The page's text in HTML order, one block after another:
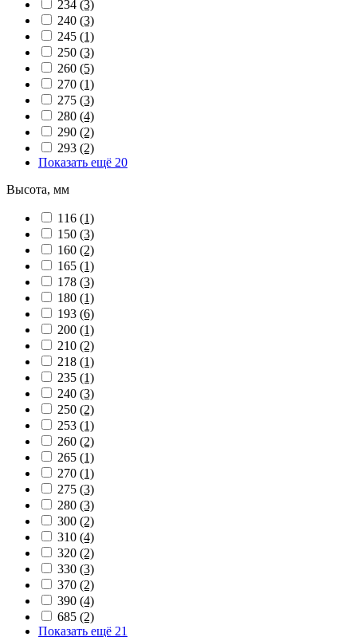
234 (3)
240 (3)
245 (1)
250 (3)
260 (5)
270 (1)
275 (3)
280 (4)
290 (2)
293 (2)
Показать ещё 20
Высота, мм
116 (1)
150 (3)
160 (2)
165 (1)
178 (3)
180 (1)
193 (6)
200 (1)
210 (2)
218 (1)
235 (1)
240 (3)
250 (2)
253 (1)
260 (2)
265 (1)
270 (1)
275 (3)
280 (3)
300 (2)
310 (4)
320 (2)
330 (3)
370 (2)
390 (4)
685 (2)
Показать ещё 21